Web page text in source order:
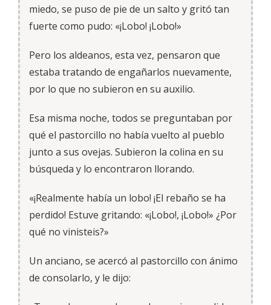
miedo, se puso de pie de un salto y gritó tan
fuerte como pudo: «¡Lobo! ¡Lobo!»
Pero los aldeanos, esta vez, pensaron que
estaba tratando de engañarlos nuevamente,
por lo que no subieron en su auxilio.
Esa misma noche, todos se preguntaban por
qué el pastorcillo no había vuelto al pueblo
junto a sus ovejas. Subieron la colina en su
búsqueda y lo encontraron llorando.
«¡Realmente había un lobo! ¡El rebaño se ha
perdido! Estuve gritando: «¡Lobo!, ¡Lobo!» ¿Por
qué no vinisteis?»
Un anciano, se acercó al pastorcillo con ánimo
de consolarlo, y le dijo: